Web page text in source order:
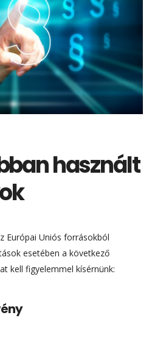
használt
Európai Uniós forrásokból
esetében a következő
kell figyelemmel kísérnünk: